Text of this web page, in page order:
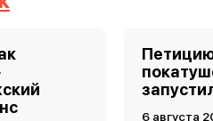
6 августа